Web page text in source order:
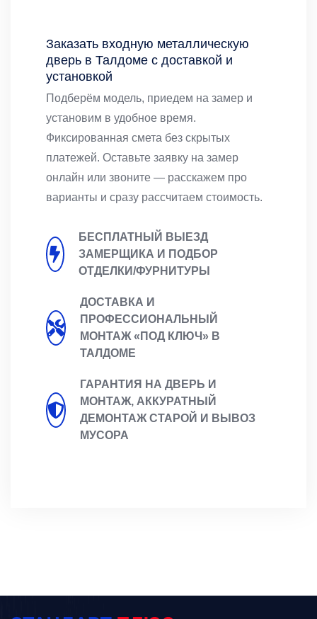
Заказать входную металлическую
дверь в Талдоме с доставкой и
установкой
Подберём модель, приедем на замер и
установим в удобное время.
Фиксированная смета без скрытых
платежей. Оставьте заявку на замер
онлайн или звоните — расскажем про
варианты и сразу рассчитаем стоимость.
БЕСПЛАТНЫЙ ВЫЕЗД
ЗАМЕРЩИКА И ПОДБОР
ОТДЕЛКИ/ФУРНИТУРЫ
ДОСТАВКА И
ПРОФЕССИОНАЛЬНЫЙ
МОНТАЖ «ПОД КЛЮЧ» В
ТАЛДОМЕ
ГАРАНТИЯ НА ДВЕРЬ И
МОНТАЖ, АККУРАТНЫЙ
ДЕМОНТАЖ СТАРОЙ И ВЫВОЗ
МУСОРА